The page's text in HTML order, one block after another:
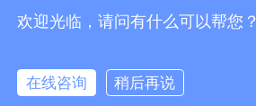
欢迎光临，请问有什么可以帮您？
在线咨询 稍后再说